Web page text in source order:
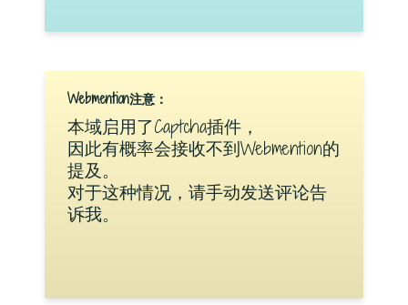
Webmention注意：
本域启用了Captcha插件，
因此有概率会接收不到Webmention的
提及。
对于这种情况，请手动发送评论告
诉我。